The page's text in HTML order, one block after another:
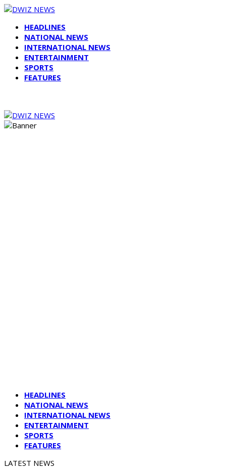
HEADLINES
NATIONAL NEWS
INTERNATIONAL NEWS
ENTERTAINMENT
SPORTS
FEATURES
HEADLINES
NATIONAL NEWS
INTERNATIONAL NEWS
ENTERTAINMENT
SPORTS
FEATURES
LATEST NEWS